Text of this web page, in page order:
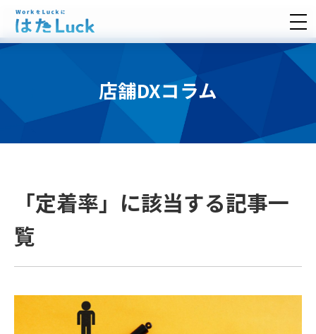
店舗DXコラム
「定着率」に該当する記事一
覧